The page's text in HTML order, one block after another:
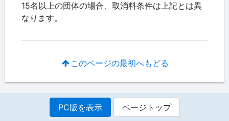
15名以上の団体の場合、取消料条件は上記とは異
なります。
このページの最初へもどる
PC版を表示 ページトップ